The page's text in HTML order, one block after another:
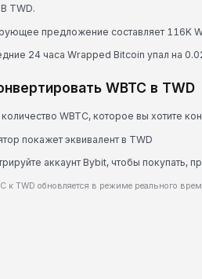
TWD.
предложение составляет 116K
24 часа Wrapped Bitcoin упал на
WBTC в TWD
WBTC, которое вы хотите
покажет эквивалент в TWD
аккаунт Bybit, чтобы покупать,
к TWD обновляется в режиме реального